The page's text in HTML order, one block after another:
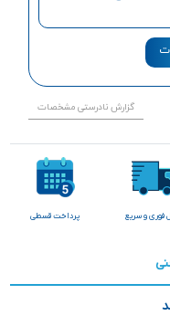
گزارش نادرستی مشخصات
فوری و سریع پرداخت قسطی